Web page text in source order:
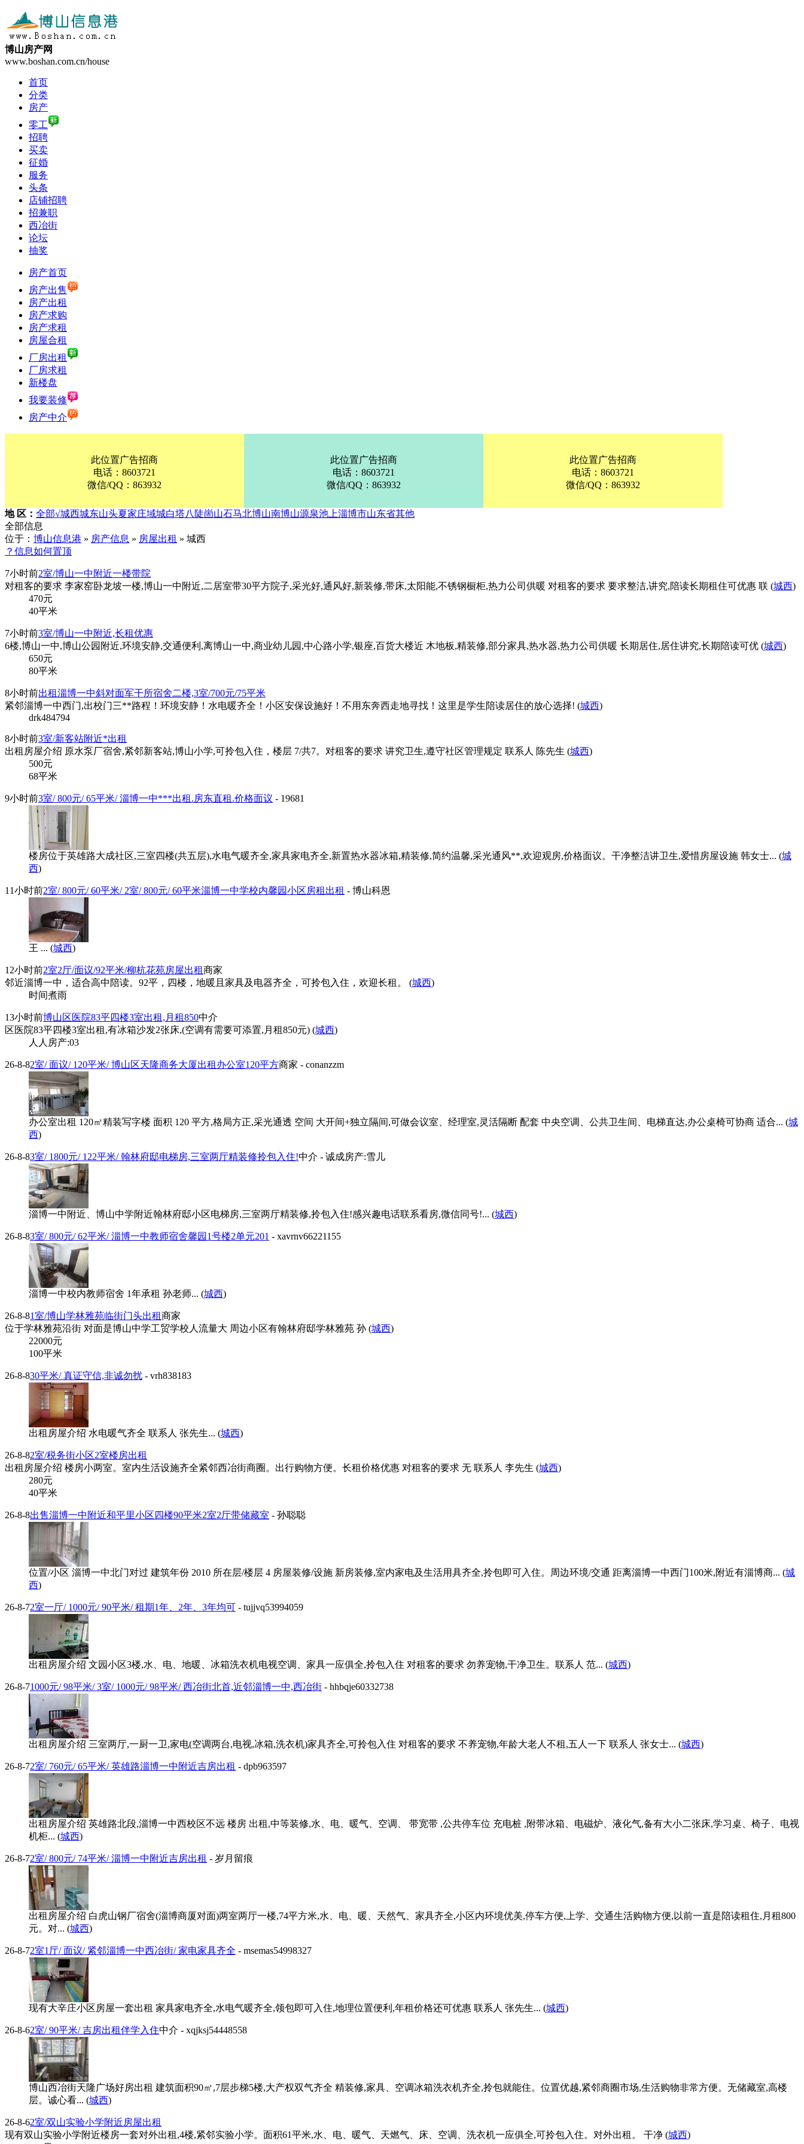
博山房产网
www.boshan.com.cn/house
首页
分类
房产
零工
招聘
买卖
征婚
服务
头条
店铺招聘
招兼职
西冶街
论坛
抽奖
房产首页
房产出售
房产出租
房产求购
房产求租
房屋合租
厂房出租
厂房求租
新楼盘
我要装修
房产中介
此位置广告招商
电话：8603721
微信/QQ：863932
此位置广告招商
电话：8603721
微信/QQ：863932
此位置广告招商
电话：8603721
微信/QQ：863932
地 区： 全部√城西城东山头夏家庄域城白塔八陡崮山石马北博山南博山源泉池上淄博市山东省其他
全部信息
位于： 博山信息港 » 房产信息 » 房屋出租 » 城西
？信息如何置顶
7小时前2室/博山一中附近一楼带院
对租客的要求 李家窑卧龙坡一楼,博山一中附近,二居室带30平方院子,采光好,通风好,新装修,带床,太阳能,不锈钢橱柜,热力公司供暖 对租客的要求 要求整洁,讲究,陪读长期租住可优惠 联 (城西)
470元
40平米
7小时前3室/博山一中附近,长租优惠
6楼,博山一中,博山公园附近,环境安静,交通便利,离博山一中,商业幼儿园,中心路小学,银座,百货大楼近 木地板,精装修,部分家具,热水器,热力公司供暖 长期居住,居住讲究,长期陪读可优 (城西)
650元
80平米
8小时前出租淄博一中斜对面军干所宿舍二楼,3室/700元/75平米
紧邻淄博一中西门,出校门三**路程！环境安静！水电暖齐全！小区安保设施好！不用东奔西走地寻找！这里是学生陪读居住的放心选择! (城西)
drk484794
8小时前3室/新客站附近*出租
出租房屋介绍 原水泵厂宿舍,紧邻新客站,博山小学,可拎包入住，楼层 7/共7。对租客的要求 讲究卫生,遵守社区管理规定 联系人 陈先生 (城西)
500元
68平米
9小时前3室/ 800元/ 65平米/ 淄博一中***出租.房东直租.价格面议 - 19681
楼房位于英雄路大成社区,三室四楼(共五层),水电气暖齐全,家具家电齐全,新置热水器冰箱,精装修,简约温馨,采光通风**,欢迎观房,价格面议。干净整洁讲卫生,爱惜房屋设施 韩女士... (城
西)
11小时前2室/ 800元/ 60平米/ 2室/ 800元/ 60平米淄博一中学校内馨园小区房租出租 - 博山科恩
王 ... (城西)
12小时前2室2厅/面议/92平米/柳杭花苑房屋出租商家
邻近淄博一中，适合高中陪读。92平，四楼，地暖且家具及电器齐全，可拎包入住，欢迎长租。 (城西)
时间煮雨
13小时前博山区医院83平四楼3室出租,月租850中介
区医院83平四楼3室出租,有冰箱沙发2张床,(空调有需要可添置,月租850元) (城西)
人人房产:03
26-8-82室/ 面议/ 120平米/ 博山区天隆商务大厦出租办公室120平方商家 - conanzzm
办公室出租 120㎡精装写字楼 面积 120 平方,格局方正,采光通透 空间 大开间+独立隔间,可做会议室、经理室,灵活隔断 配套 中央空调、公共卫生间、电梯直达,办公桌椅可协商 适合... (城
西)
26-8-83室/ 1800元/ 122平米/ 翰林府邸电梯房,三室两厅精装修拎包入住!中介 - 诚成房产:雪儿
淄博一中附近、博山中学附近翰林府邸小区电梯房,三室两厅精装修,拎包入住!感兴趣电话联系看房,微信同号!... (城西)
26-8-83室/ 800元/ 62平米/ 淄博一中教师宿舍馨园1号楼2单元201 - xavrnv66221155
淄博一中校内教师宿舍 1年承租 孙老师... (城西)
26-8-81室/博山学林雅苑临街门头出租商家
位于学林雅苑沿街 对面是博山中学工贸学校人流量大 周边小区有翰林府邸学林雅苑 孙 (城西)
22000元
100平米
26-8-830平米/ 真证守信,非诚勿扰 - vrh838183
出租房屋介绍 水电暖气齐全 联系人 张先生... (城西)
26-8-82室/税务街小区2室楼房出租
出租房屋介绍 楼房小两室。室内生活设施齐全紧邻西冶街商圈。出行购物方便。长租价格优惠 对租客的要求 无 联系人 李先生 (城西)
280元
40平米
26-8-8出售淄博一中附近和平里小区四楼90平米2室2厅带储藏室 - 孙聪聪
位置/小区 淄博一中北门对过 建筑年份 2010 所在层/楼层 4 房屋装修/设施 新房装修,室内家电及生活用具齐全,拎包即可入住。周边环境/交通 距离淄博一中西门100米,附近有淄博商... (城
西)
26-8-72室一厅/ 1000元/ 90平米/ 租期1年、2年、3年均可 - tujjvq53994059
出租房屋介绍 文园小区3楼,水、电、地暖、冰箱洗衣机电视空调、家具一应俱全,拎包入住 对租客的要求 勿养宠物,干净卫生。联系人 范... (城西)
26-8-71000元/ 98平米/ 3室/ 1000元/ 98平米/ 西冶街北首,近邻淄博一中,西冶街 - hhbqje60332738
出租房屋介绍 三室两厅,一厨一卫,家电(空调两台,电视,冰箱,洗衣机)家具齐全,可拎包入住 对租客的要求 不养宠物,年龄大老人不租,五人一下 联系人 张女士... (城西)
26-8-72室/ 760元/ 65平米/ 英雄路淄博一中附近吉房出租 - dpb963597
出租房屋介绍 英雄路北段,淄博一中西校区不远 楼房 出租,中等装修,水、电、暖气、空调、 带宽带 ,公共停车位 充电桩 ,附带冰箱、电磁炉、液化气,备有大小二张床,学习桌、椅子、电视
机柜... (城西)
26-8-72室/ 800元/ 74平米/ 淄博一中附近吉房出租 - 岁月留痕
出租房屋介绍 白虎山钢厂宿舍(淄博商厦对面)两室两厅一楼,74平方米,水、电、暖、天然气、家具齐全,小区内环境优美,停车方便,上学、交通生活购物方便,以前一直是陪读租住,月租800
元。对... (城西)
26-8-72室1厅/ 面议/ 紧邻淄博一中西冶街/ 家电家具齐全 - msemas54998327
现有大辛庄小区房屋一套出租 家具家电齐全,水电气暖齐全,领包即可入住,地理位置便利,年租价格还可优惠 联系人 张先生... (城西)
26-8-62室/ 90平米/ 吉房出租伴学入住中介 - xqjksj54448558
博山西冶街天隆广场好房出租 建筑面积90㎡,7层步梯5楼,大产权双气齐全 精装修,家具、空调冰箱洗衣机齐全,拎包就能住。位置优越,紧邻商圈市场,生活购物非常方便。无储藏室,高楼
层。诚心看... (城西)
26-8-62室/双山实验小学附近房屋出租
现有双山实验小学附近楼房一套对外出租,4楼,紧邻实验小学。面积61平米,水、电、暖气、天燃气、床、空调、洗衣机一应俱全,可拎包入住。对外出租。 干净 (城西)